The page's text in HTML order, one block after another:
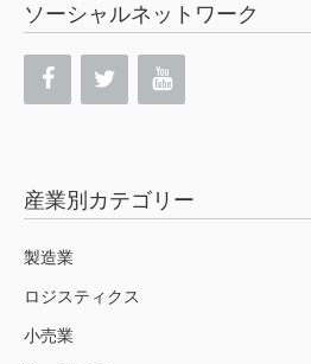
ソーシャルネットワーク
産業別カテゴリー
製造業
ロジスティクス
小売業